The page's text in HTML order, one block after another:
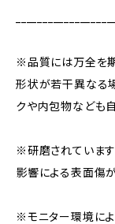
※品質には万全を
形状が若干異なる
クや内包物なども
※研磨されていま
影響による表面傷
※モニター環境に